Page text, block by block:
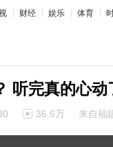
财经 娱乐 体育
听完真的心
36.6万 来自福